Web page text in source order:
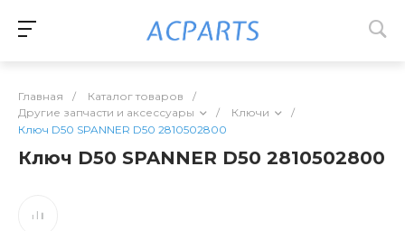
Главная / Каталог товаров
/
Другие запчасти и аксессуары
/ Ключи
/
Ключ D50 SPANNER D50 2810502800
Ключ D50 SPANNER D50 2810502800